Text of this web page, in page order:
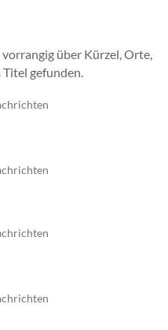
über Kürzel, Orte,
gefunden.